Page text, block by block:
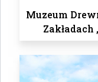
Muzeum
Zakładach